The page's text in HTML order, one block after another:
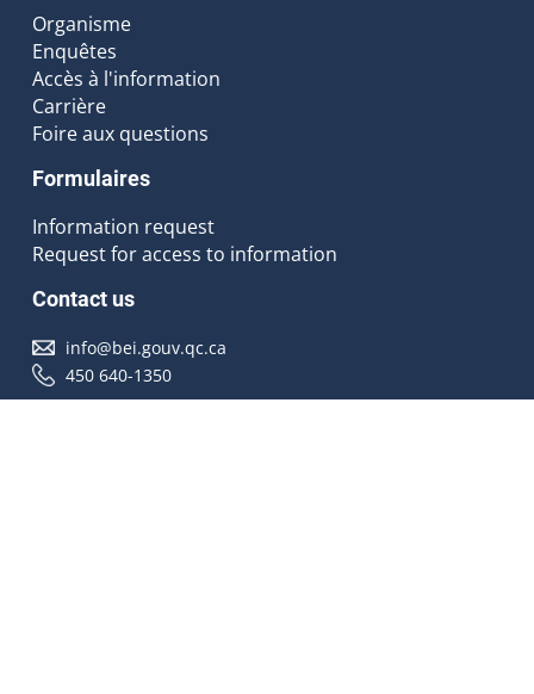
Organisme
Enquêtes
Accès à l'information
Carrière
Foire aux questions
Formulaires
Information request
Request for access to information
Contact us
info@bei.gouv.qc.ca
450 640-1350